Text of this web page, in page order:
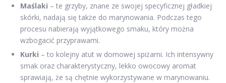
Maślaki – te grzyby, znane ze swojej specyficznej gładkiej
skórki, nadają się także do marynowania. Podczas tego
procesu nabierają wyjątkowego smaku, który można
wzbogacić przyprawami.
Kurki – to kolejny atut w domowej spiżarni. Ich intensywny
smak oraz charakterystyczny, lekko owocowy aromat
sprawiają, że są chętnie wykorzystywane w marynowaniu.